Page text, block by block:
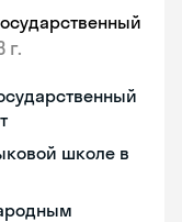
г.
школе в